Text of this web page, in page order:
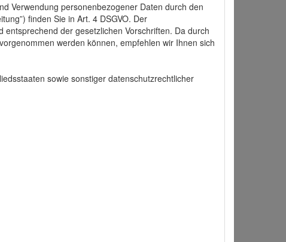
Verwendung personenbezogener Daten durch den
finden Sie in Art. 4 DSGVO. Der
der gesetzlichen Vorschriften. Da durch
werden können, empfehlen wir Ihnen sich
sowie sonstiger datenschutzrechtlicher